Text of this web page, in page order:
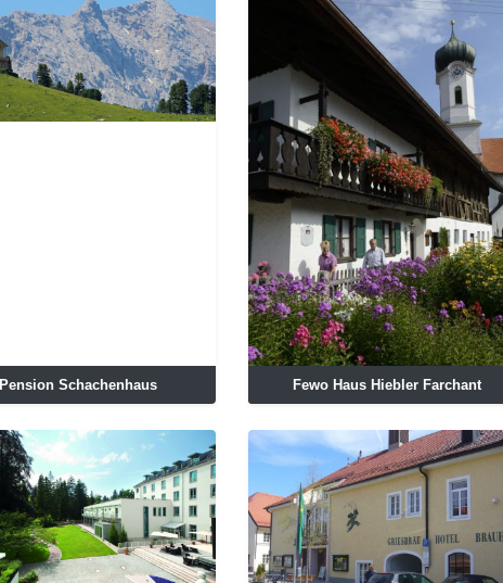
Pension Schachenhaus Fewo Haus Hiebler Farchant